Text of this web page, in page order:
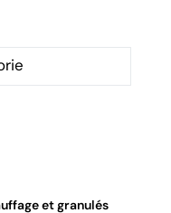
et granulés